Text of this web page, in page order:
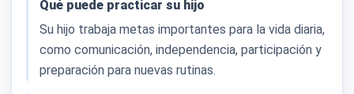
Qué puede practicar su hijo
Su hijo trabaja metas importantes para la vida diaria,
como comunicación, independencia, participación y
preparación para nuevas rutinas.